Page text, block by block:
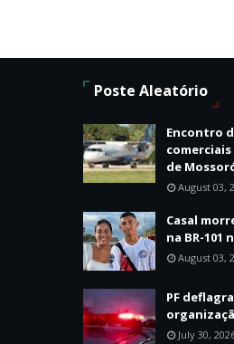
Poste Aleatório
Encontro
de
August 03,
Casal
na BR-101
August 03,
PF
July 30,